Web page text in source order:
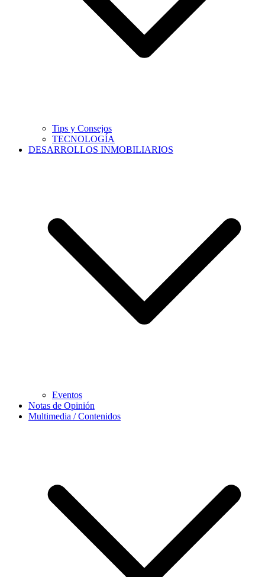
Tips y Consejos
TECNOLOGÍA
DESARROLLOS INMOBILIARIOS
Eventos
Notas de Opinión
Multimedia / Contenidos